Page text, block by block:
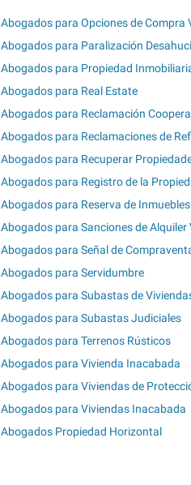
Abogados para Opciones de Compra
Abogados para Paralización
Abogados para Propiedad
Abogados para Real Estate
Abogados para Reclamación
Abogados para Reclamaciones de
Abogados para Recuperar
Abogados para Registro de la
Abogados para Reserva de Inmuebles
Abogados para Sanciones de Alquiler
Abogados para Señal de
Abogados para Servidumbre
Abogados para Subastas de
Abogados para Subastas Judiciales
Abogados para Terrenos Rústicos
Abogados para Vivienda Inacabada
Abogados para Viviendas de
Abogados para Viviendas Inacabada
Abogados Propiedad Horizontal